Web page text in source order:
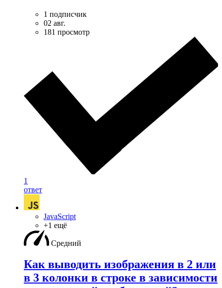
1 подписчик
02 авг.
181 просмотр
1
ответ
JavaScript
+1 ещё
Средний
Как выводить изображения в 2 или
в 3 колонки в строке в зависимости